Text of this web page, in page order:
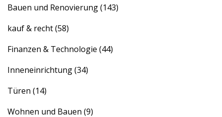
Bauen und Renovierung(143)
kauf & recht(58)
Finanzen & Technologie (44)
Inneneinrichtung(34)
Türen (14)
Wohnen und Bauen (9)